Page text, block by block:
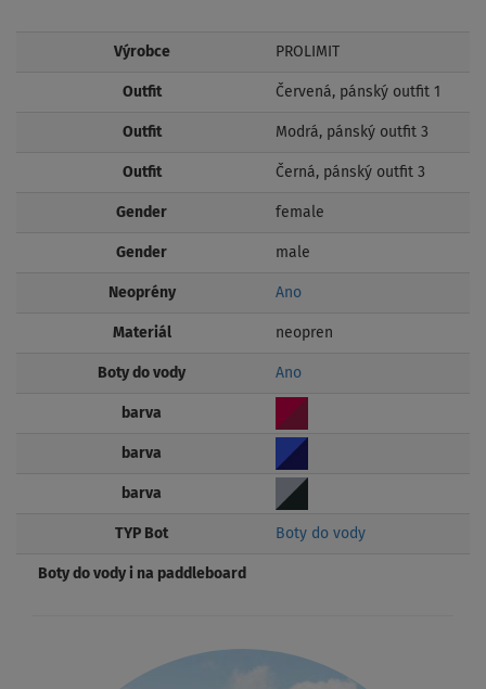
Výrobce PROLIMIT
Outfit Červená, pánský outfit 1
Outfit Modrá, pánský outfit 3
Outfit Černá, pánský outfit 3
Gender female
Gender male
Neoprény Ano
Materiál neopren
Boty do vody Ano
barva
barva
barva
TYP Bot Boty do vody
Boty do vody i na paddleboard